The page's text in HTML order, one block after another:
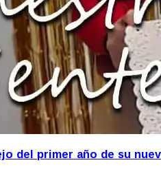
del primer año de su